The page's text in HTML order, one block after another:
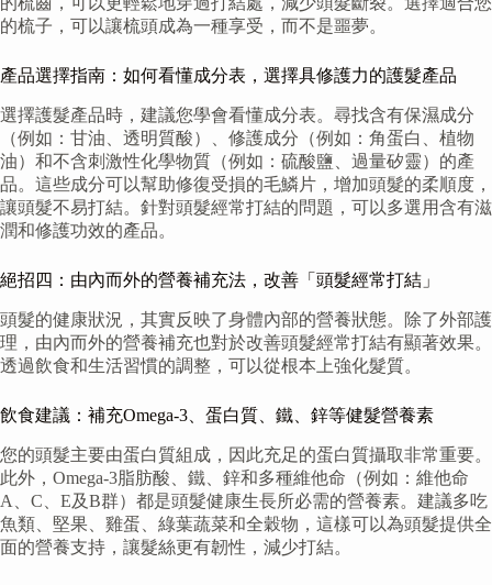
的梳子，可以讓梳頭成為一種享受，而不是噩夢。
產品選擇指南：如何看懂成分表，選擇具修護力的護髮產品
選擇護髮產品時，建議您學會看懂成分表。尋找含有保濕成分
（例如：甘油、透明質酸）、修護成分（例如：角蛋白、植物
油）和不含刺激性化學物質（例如：硫酸鹽、過量矽靈）的產
品。這些成分可以幫助修復受損的毛鱗片，增加頭髮的柔順度，
讓頭髮不易打結。針對頭髮經常打結的問題，可以多選用含有滋
潤和修護功效的產品。
絕招四：由內而外的營養補充法，改善「頭髮經常打結」
頭髮的健康狀況，其實反映了身體內部的營養狀態。除了外部護
理，由內而外的營養補充也對於改善頭髮經常打結有顯著效果。
透過飲食和生活習慣的調整，可以從根本上強化髮質。
飲食建議：補充Omega-3、蛋白質、鐵、鋅等健髮營養素
您的頭髮主要由蛋白質組成，因此充足的蛋白質攝取非常重要。
此外，Omega-3脂肪酸、鐵、鋅和多種維他命（例如：維他命
A、C、E及B群）都是頭髮健康生長所必需的營養素。建議多吃
魚類、堅果、雞蛋、綠葉蔬菜和全穀物，這樣可以為頭髮提供全
面的營養支持，讓髮絲更有韌性，減少打結。